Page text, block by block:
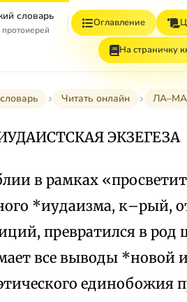
словарь Оглавление
На страничку
Читать онлайн ЛА–МА
ЭКЗЕГЕЗА
в рамках
*иудаизма, к–рый,
превратился в
все выводы *новой